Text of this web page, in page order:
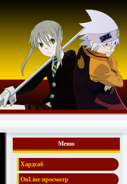
Меню
Хардсаб
OnLine просмотр